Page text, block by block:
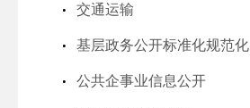
交通运输
基层政务公开标准化规范化
公共企事业信息公开